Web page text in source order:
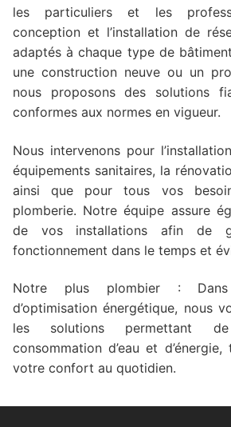
les particuliers et les
conception et l’installation de
adaptés à chaque type de
une construction neuve ou un
nous proposons des solutions
conformes aux normes en vigueur.
Nous intervenons pour
équipements sanitaires, la
ainsi que pour tous vos
plomberie. Notre équipe assure
de vos installations afin de
fonctionnement dans le temps et
Notre plus plombier : Dans
d’optimisation énergétique, nous
les solutions permettant
consommation d’eau et
votre confort au quotidien.